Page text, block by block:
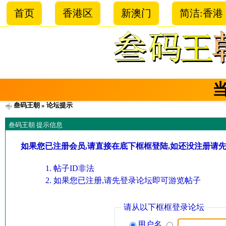
首页 香港区 新澳门 简洁:香港
叁码王朝 » 论坛提示
叁码王朝 提示信息
如果您已注册会员,请直接在底下框框登陆,如还没注册请
帖子ID非法
如果您已注册,请先登录论坛即可游览帖子
请从以下框框登录论坛
用户名